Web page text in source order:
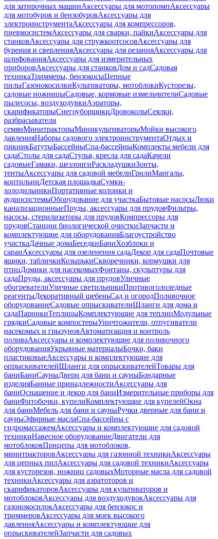
для затирочных машинАксессуары для мотопомпАксессуары
для мотобуров и бензобуровАксессуары для
электроинструментаАксессуары для компрессоров,
пневмосистемАксессуары для сварки, пайкиАксессуары для
станковАксессуары для стружкоотсосовАксессуары для
бурения и сверленияАксессуары для резанияАксессуары для
шлифованияАксессуары для измерительных
приборовАксессуары для станковДом и садСадовая
техникаТриммеры, бензокосыЦепные
пилыГазонокосилкиКультиваторы, мотоблокиКусторезы,
садовые ножницыСадовые, кормовые измельчителиСадовые
пылесосы, воздуходувкиАэраторы,
скарификаторыСнегоуборщикиДровоколыСеялки,
разбрасыватели
семянМинитракторыМиникультиваторыМойки высокого
давленияНаборы садового электроинструментаОтдых и
пикникБатутыБассейныСпа-бассейныКомплекты мебели для
садаСтолы для садаСтулья, кресла для садаКачели
садовыеГамаки, шезлонгиРаскладушкиЗонты,
тентыАксессуары для садовой мебелиГрилиМангалы,
коптильниДетская площадкаСумки-
холодильникиПортативные колонки и
аудиосистемыОборудование для участкаБытовые насосыЛюки
канализационныеПруды, аксессуары для прудовФильтры,
насосы, стерилизаторы для прудовКомпрессоры для
прудовСтанции биологической очисткиЗапчасти и
комплектующие для оборудованияБлагоустройство
участкаДачные домаБеседкиБаниХозблоки и
сараиАксессуары для озеленения садаДекор для садаПочтовые
ящики, табличкиКозырькиСкворечники, кормушки для
птицДомики для насекомыхФонтаны, скульптуры для
садаПруды, аксессуары для прудовУличные
обогревателиУличные светильникиПротивогололедные
реагентыДекоративный щебеньСад и огородПоливочное
оборудованиеСадовые опрыскивателиШланги для дома и
садаПарникиТеплицыКомплектующие для теплицМодульные
грядкиСадовые компостерыУничтожители, отпугиватели
насекомых и грызуновАвтоматизация и контроль
поливаАксессуары и комплектующие для поливочного
оборудованияУкрывные материалыБочки, баки
пластиковыеАксессуары и комплектующие для
опрыскивателейШланги для опрыскивателейТовары для
баниБаниСауныДвери для бани и сауныБондарные
изделияБанные принадлежностиАксессуары для
баниОснащение и декор для баниИзмерительные приборы для
баниФитобочки, купелиКомплектующие для купелейОкна
для баниМебель для бани и сауныРучки дверные для бани и
сауныЭфирные маслаСпа-бассейны с
гидромассажемАксессуары и комплектующие для садовой
техникиНавесное оборудованиеДвигатели для
мотоблоковПрицепы для мотоблоков,
минитракторовАксессуары для газонной техникиАксессуары
для цепных пилАксессуары для садовой техникиАксессуары
для кусторезов, ножниц садовыхМоторные масла для садовой
техникиАксессуары для аэратоторов и
скарификаторовАксессуары для культиваторов и
мотоблоковАксессуары для воздуходувокАксессуары для
газонокосилокАксессуары для бензокос и
триммеровАксессуары для моек высокого
давленияАксессуары и комплектующие для
опрыскивателейЗапчасти для садовых